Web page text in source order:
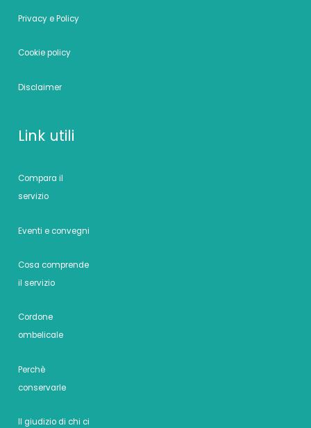
Privacy e Policy
Cookie policy
Disclaimer
Link utili
Compara il
servizio
Eventi e convegni
Cosa comprende
il servizio
Cordone
ombelicale
Perchè
conservarle
Il giudizio di chi ci